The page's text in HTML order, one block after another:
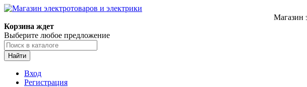
Магазин
Корзина ждет
Выберите любое предложение
Найти
Вход
Регистрация